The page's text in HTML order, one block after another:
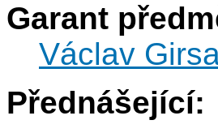
Garant
Václav
Přednášející: